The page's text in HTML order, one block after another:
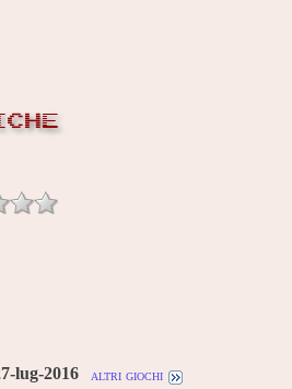
lug-2016
altri giochi